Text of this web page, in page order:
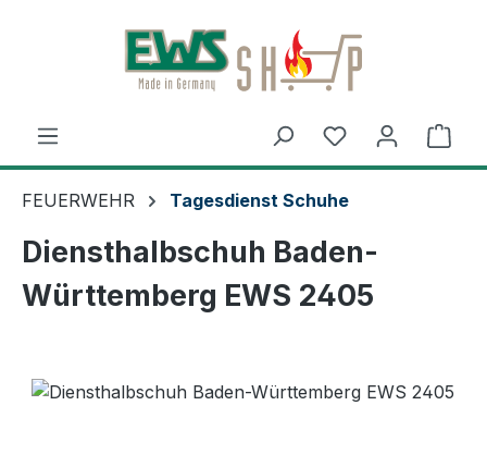
Zum Hauptinhalt springen
FEUERWEHR Tagesdienst Schuhe
Diensthalbschuh Baden-
Württemberg EWS 2405